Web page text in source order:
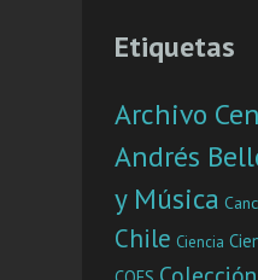
Etiquetas
Archivo
Andrés
y Música
Chile Ciencia